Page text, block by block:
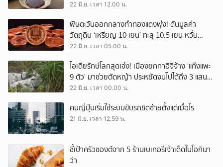
22 มิ.ย. เวลา 12.00 น.
พิษตะวันออกกลางทำทองแดงพุ่ง! ดันมูลค่า
วัตถุดิบ ‘เหรียญ 10 เยน’ ทะลุ 10.5 เยน หวั่น
กระทบราคาแอร์
22 มิ.ย. เวลา 05.00 น.
ไอเดียรักษ์โลกสุดเจ๋ง! เมืองยกกาอิจิจ้าง ‘แก๊งแพะ
9 ตัว’ มาช่วยตัดหญ้า ประหยัดงบไปได้ถึง 3 แสน
เยน
22 มิ.ย. เวลา 00.00 น.
คนญี่ปุ่นเริ่มใช้ระบบขับรถชิดซ้ายตั้งแต่เมื่อไร
21 มิ.ย. เวลา 12.59 น.
ชี้เป้าครัวซองต์จาก 5 ร้านเบเกอรี่เจ้าเด็ดในโอกินา
ว่า